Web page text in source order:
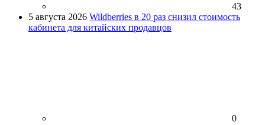
43
5 августа 2026 Wildberries в 20 раз снизил стоимость
кабинета для китайских продавцов
0